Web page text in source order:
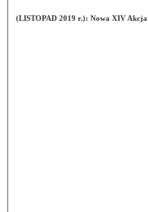
(LISTOPAD 2019 r.): Nowa XIV